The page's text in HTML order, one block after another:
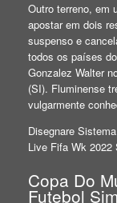
Outro terreno, em
apostar em dois
suspenso e
todos os países
Gonzalez Walter
(SI). Fluminense
vulgarmente
Disegnare
Live Fifa Wk 2022
Copa Do
Futebol